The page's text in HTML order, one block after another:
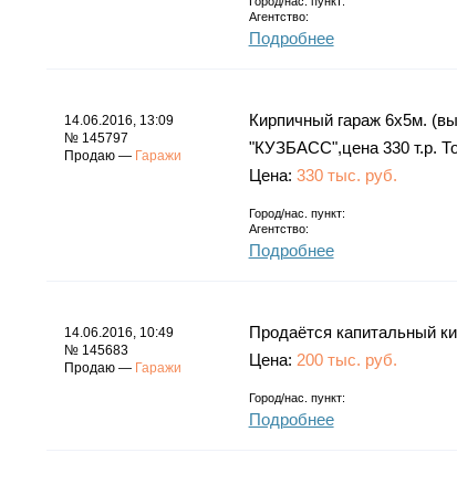
Агентство:
Подробнее
14.06.2016, 13:09
№ 145797
Продаю — Гаражи
Кирпичный гараж 6х5м.
"КУЗБАСС",цена 330 т.р.
Цена: 330 тыс. руб.
Город/нас. пункт:
Агентство:
Подробнее
14.06.2016, 10:49
№ 145683
Продаю — Гаражи
Продаётся капитальный
Цена: 200 тыс. руб.
Город/нас. пункт:
Подробнее